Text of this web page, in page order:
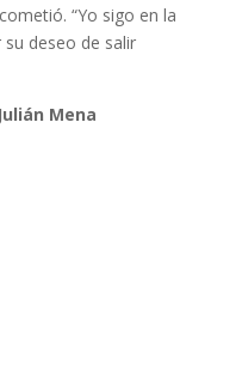
“Yo sigo en la
su deseo de salir
Mena